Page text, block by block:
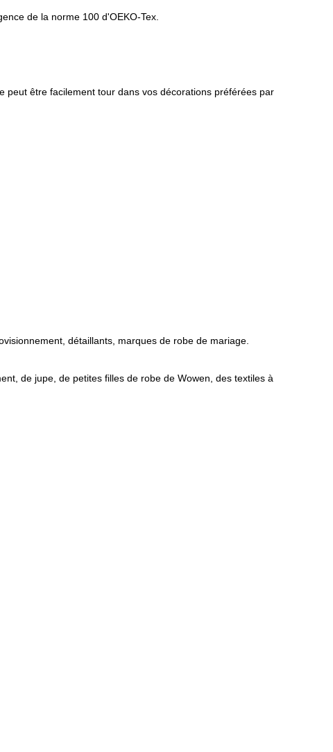
de la norme 100 d'OEKO-Tex.
être facilement tour dans vos décorations préférées par
détaillants, marques de robe de mariage.
de jupe, de petites filles de robe de Wowen, des textiles à